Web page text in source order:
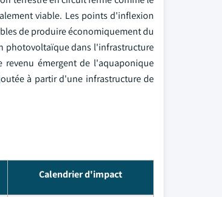
viable. Les points d'inflexion
de produire économiquement du
photovoltaïque dans l'infrastructure
émergent de l'aquaponique
à partir d'une infrastructure de
Calendrier d'impact